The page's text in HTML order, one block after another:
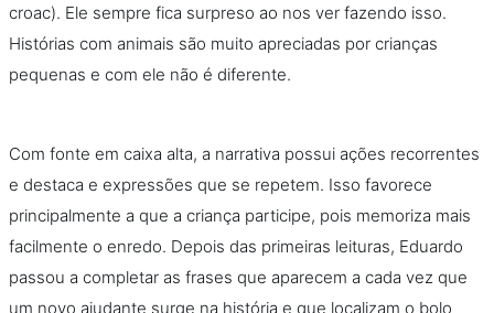
croac). Ele sempre fica surpreso ao nos ver fazendo isso.
Histórias com animais são muito apreciadas por crianças
pequenas e com ele não é diferente.
Com fonte em caixa alta, a narrativa possui ações recorrentes
e destaca e expressões que se repetem. Isso favorece
principalmente a que a criança participe, pois memoriza mais
facilmente o enredo. Depois das primeiras leituras, Eduardo
passou a completar as frases que aparecem a cada vez que
um novo ajudante surge na história e que localizam o bolo